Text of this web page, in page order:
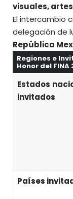
visuales,
El intercambio
delegación de
República
Regiones e
Honor del FINA
Estados
invitados
Países